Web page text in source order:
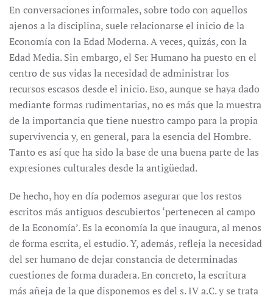
En conversaciones informales, sobre todo con aquellos
ajenos a la disciplina, suele relacionarse el inicio de la
Economía con la Edad Moderna. A veces, quizás, con la
Edad Media. Sin embargo, el Ser Humano ha puesto en el
centro de sus vidas la necesidad de administrar los
recursos escasos desde el inicio. Eso, aunque se haya dado
mediante formas rudimentarias, no es más que la muestra
de la importancia que tiene nuestro campo para la propia
supervivencia y, en general, para la esencia del Hombre.
Tanto es así que ha sido la base de una buena parte de las
expresiones culturales desde la antigüedad.
De hecho, hoy en día podemos asegurar que los restos
escritos más antiguos descubiertos ‘pertenecen al campo
de la Economía’. Es la economía la que inaugura, al menos
de forma escrita, el estudio. Y, además, refleja la necesidad
del ser humano de dejar constancia de determinadas
cuestiones de forma duradera. En concreto, la escritura
más añeja de la que disponemos es del s. IV a.C. y se trata